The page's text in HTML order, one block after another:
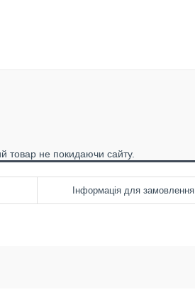
товар не покидаючи сайту.
Інформація для замовлення